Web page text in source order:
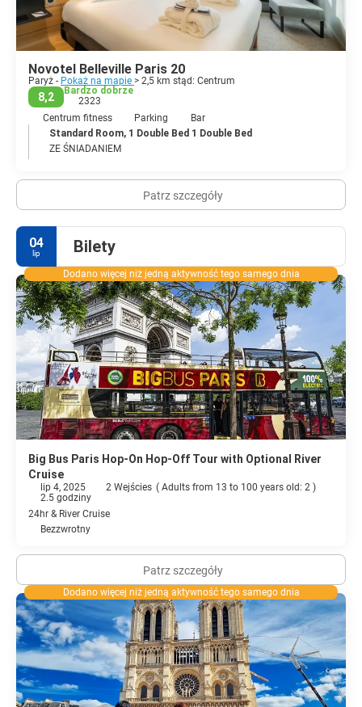
każdym kroku. Romantyczne dla zakochanych, inspirujące dla
architektów, bogate dla miłośników sztuki, pełne możliwości dla
biznesmenów, tętniące życiem dla miłośników wieczornych wyjść.
Novotel Belleville Paris 20
Paryż - Pokaż na mapie > 2,5 km stąd: Centrum
8,2
Bardzo dobrze
2323
Centrum fitness
Parking
Bar
Standard Room, 1 Double Bed 1 Double Bed
ZE ŚNIADANIEM
Patrz szczegóły
04
lip Bilety
Dodano więcej niż jedną aktywność tego samego dnia
Big Bus Paris Hop-On Hop-Off Tour with Optional River
Cruise
lip 4, 2025 2 Wejścies ( Adults from 13 to 100 years old: 2 )
2.5 godziny
24hr & River Cruise
Bezzwrotny
Patrz szczegóły
Dodano więcej niż jedną aktywność tego samego dnia